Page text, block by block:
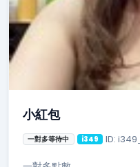
小紅包
一對多等待中 i349 ID: